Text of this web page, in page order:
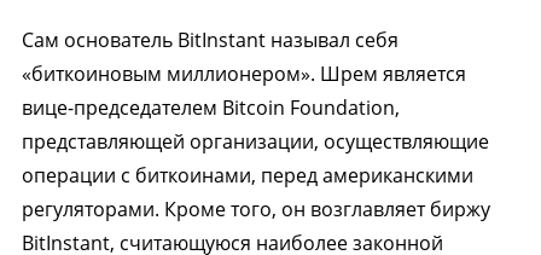
Сам основатель BitInstant называл себя
«биткоиновым миллионером». Шрем является
вице-председателем Bitcoin Foundation,
представляющей организации, осуществляющие
операции с биткоинами, перед американскими
регуляторами. Кроме того, он возглавляет биржу
BitInstant, считающуюся наиболее законной